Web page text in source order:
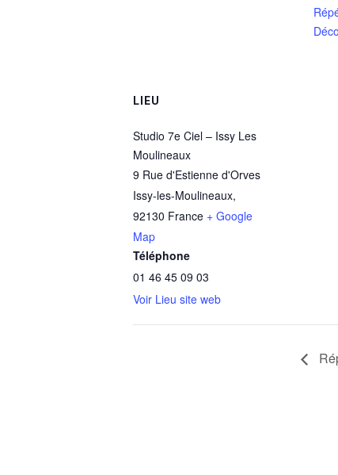
LIEU
Studio 7e Ciel – Issy Les
Moulineaux
9 Rue d'Estienne d'Orves
Issy-les-Moulineaux,
92130 France + Google
Map
Téléphone
01 46 45 09 03
Voir Lieu site web